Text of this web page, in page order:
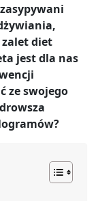
diet
jest dla nas
ze swojego